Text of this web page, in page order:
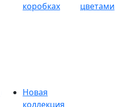
коробках
цветами
Новая
коллекция